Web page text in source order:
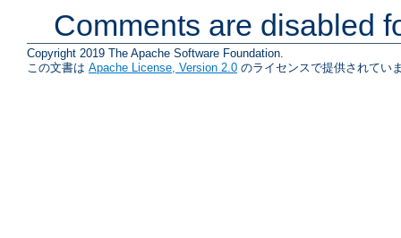
Comments are disabled
Copyright 2019 The Apache Software Foundation.
この文書は Apache License, Version 2.0 のライセンスで提供されてい